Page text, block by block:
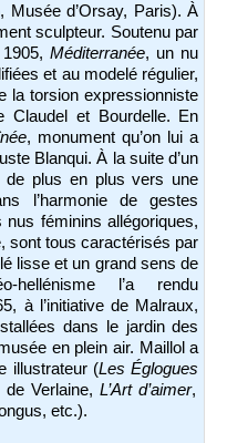
Musée d’Orsay, Paris). À
sculpteur. Soutenu par
1905,Méditerranée, un nu
et au modelé régulier,
la torsion expressionniste
Claudel et Bourdelle. En
, monument qu’on lui a
Blanqui. À la suite d’un
plus en plus vers une
l’harmonie de gestes
féminins allégoriques,
sont tous caractérisés par
lisse et un grand sens de
hellénisme l’a rendu
à l’initiative de Malraux,
dans le jardin des
en plein air. Maillol a
illustrateur (Les Églogues
de Verlaine, L’Art d’aimer,
etc.).